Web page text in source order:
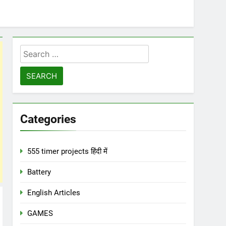
Search
for:
Categories
555 timer projects हिंदी में
Battery
English Articles
GAMES